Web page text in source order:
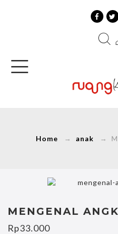
Home → anak →
MENGENAL
Rp33.000